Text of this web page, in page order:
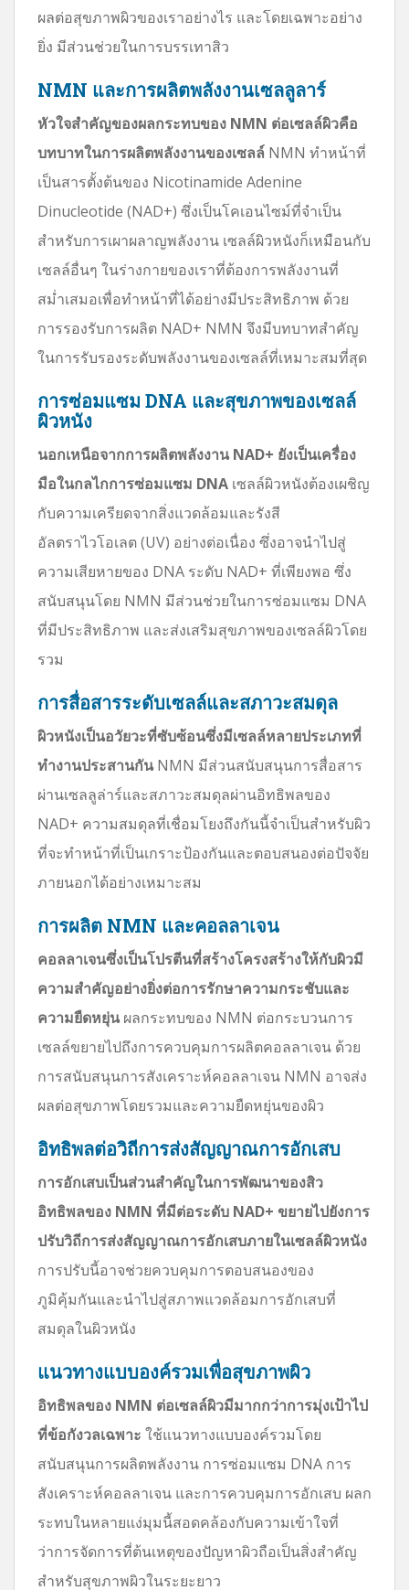
ผลต่อสุขภาพผิวของเราอย่างไร และโดยเฉพาะอย่าง
ยิ่ง มีส่วนช่วยในการบรรเทาสิว
NMN และการผลิตพลังงานเซลลูลาร์
หัวใจสำคัญของผลกระทบของ NMN ต่อเซลล์ผิวคือ
บทบาทในการผลิตพลังงานของเซลล์ NMN ทำหน้าที่
เป็นสารตั้งต้นของ Nicotinamide Adenine
Dinucleotide (NAD+) ซึ่งเป็นโคเอนไซม์ที่จำเป็น
สำหรับการเผาผลาญพลังงาน เซลล์ผิวหนังก็เหมือนกับ
เซลล์อื่นๆ ในร่างกายของเราที่ต้องการพลังงานที่
สม่ำเสมอเพื่อทำหน้าที่ได้อย่างมีประสิทธิภาพ ด้วย
การรองรับการผลิต NAD+ NMN จึงมีบทบาทสำคัญ
ในการรับรองระดับพลังงานของเซลล์ที่เหมาะสมที่สุด
การซ่อมแซม DNA และสุขภาพของเซลล์
ผิวหนัง
นอกเหนือจากการผลิตพลังงาน NAD+ ยังเป็นเครื่อง
มือในกลไกการซ่อมแซม DNA เซลล์ผิวหนังต้องเผชิญ
กับความเครียดจากสิ่งแวดล้อมและรังสี
อัลตราไวโอเลต (UV) อย่างต่อเนื่อง ซึ่งอาจนำไปสู่
ความเสียหายของ DNA ระดับ NAD+ ที่เพียงพอ ซึ่ง
สนับสนุนโดย NMN มีส่วนช่วยในการซ่อมแซม DNA
ที่มีประสิทธิภาพ และส่งเสริมสุขภาพของเซลล์ผิวโดย
รวม
การสื่อสารระดับเซลล์และสภาวะสมดุล
ผิวหนังเป็นอวัยวะที่ซับซ้อนซึ่งมีเซลล์หลายประเภทที่
ทำงานประสานกัน NMN มีส่วนสนับสนุนการสื่อสาร
ผ่านเซลลูล่าร์และสภาวะสมดุลผ่านอิทธิพลของ
NAD+ ความสมดุลที่เชื่อมโยงถึงกันนี้จำเป็นสำหรับผิว
ที่จะทำหน้าที่เป็นเกราะป้องกันและตอบสนองต่อปัจจัย
ภายนอกได้อย่างเหมาะสม
การผลิต NMN และคอลลาเจน
คอลลาเจนซึ่งเป็นโปรตีนที่สร้างโครงสร้างให้กับผิวมี
ความสำคัญอย่างยิ่งต่อการรักษาความกระชับและ
ความยืดหยุ่น ผลกระทบของ NMN ต่อกระบวนการ
เซลล์ขยายไปถึงการควบคุมการผลิตคอลลาเจน ด้วย
การสนับสนุนการสังเคราะห์คอลลาเจน NMN อาจส่ง
ผลต่อสุขภาพโดยรวมและความยืดหยุ่นของผิว
อิทธิพลต่อวิถีการส่งสัญญาณการอักเสบ
การอักเสบเป็นส่วนสำคัญในการพัฒนาของสิว
อิทธิพลของ NMN ที่มีต่อระดับ NAD+ ขยายไปยังการ
ปรับวิถีการส่งสัญญาณการอักเสบภายในเซลล์ผิวหนัง
การปรับนี้อาจช่วยควบคุมการตอบสนองของ
ภูมิคุ้มกันและนำไปสู่สภาพแวดล้อมการอักเสบที่
สมดุลในผิวหนัง
แนวทางแบบองค์รวมเพื่อสุขภาพผิว
อิทธิพลของ NMN ต่อเซลล์ผิวมีมากกว่าการมุ่งเป้าไป
ที่ข้อกังวลเฉพาะ ใช้แนวทางแบบองค์รวมโดย
สนับสนุนการผลิตพลังงาน การซ่อมแซม DNA การ
สังเคราะห์คอลลาเจน และการควบคุมการอักเสบ ผลก
ระทบในหลายแง่มุมนี้สอดคล้องกับความเข้าใจที่
ว่าการจัดการที่ต้นเหตุของปัญหาผิวถือเป็นสิ่งสำคัญ
สำหรับสุขภาพผิวในระยะยาว